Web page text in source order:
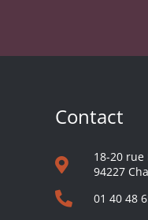
Contact
18-20 rue
94227
01 40 48